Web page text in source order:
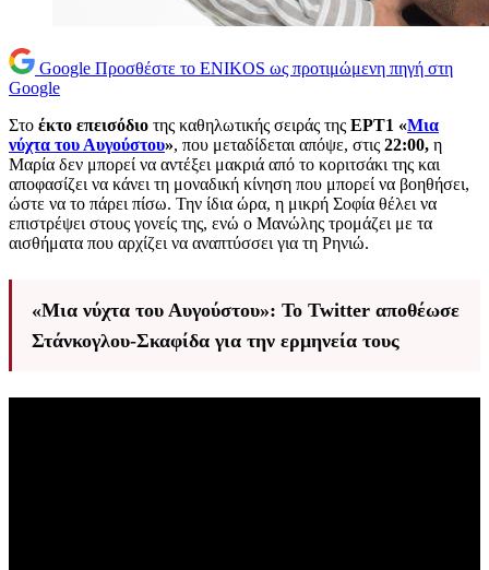
Google Προσθέστε το ENIKOS ως προτιμώμενη πηγή στη
Google
Στο έκτο επεισόδιο της καθηλωτικής σειράς της ΕΡΤ1 «Μια
νύχτα του Αυγούστου», που μεταδίδεται απόψε, στις 22:00, η
Μαρία δεν μπορεί να αντέξει μακριά από το κοριτσάκι της και
αποφασίζει να κάνει τη μοναδική κίνηση που μπορεί να βοηθήσει,
ώστε να το πάρει πίσω. Την ίδια ώρα, η μικρή Σοφία θέλει να
επιστρέψει στους γονείς της, ενώ ο Μανώλης τρομάζει με τα
αισθήματα που αρχίζει να αναπτύσσει για τη Ρηνιώ.
«Μια νύχτα του Αυγούστου»: Το Twitter αποθέωσε
Στάνκογλου-Σκαφίδα για την ερμηνεία τους